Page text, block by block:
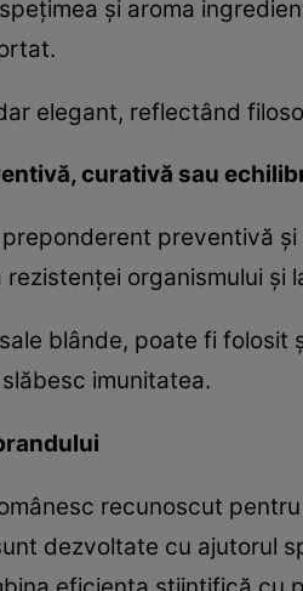
și aroma
elegant, reflectând
curativă sau
preventivă
organismului
blânde, poate fi folosit
imunitatea.
recunoscut
dezvoltate cu ajutorul